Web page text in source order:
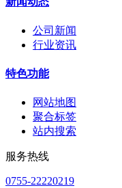
公司新闻
行业资讯
特色功能
网站地图
聚合标签
站内搜索
服务热线
0755-22220219